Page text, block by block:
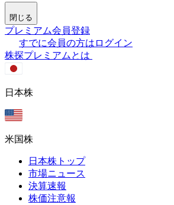
閉じる
プレミアム会員登録
すでに会員の方はログイン
株探プレミアムとは
日本株
米国株
日本株トップ
市場ニュース
決算速報
株価注意報